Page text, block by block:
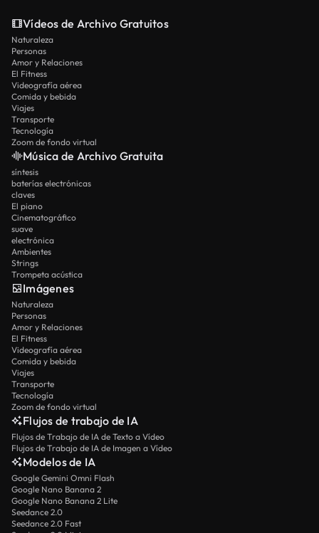
Vídeos de Archivo Gratuitos
Naturaleza
Personas
Amor y Relaciones
El Fitness
Videografía aérea
Comida y bebida
Viajes
Transporte
Tecnología
Zoom de fondo virtual
Música de Archivo Gratuita
síntesis
baterías electrónicas
claves
El piano
Cinematográfico
suave
electrónica
Ambientes
Strings
Trompeta acústica
Imágenes
Naturaleza
Personas
Amor y Relaciones
El Fitness
Videografía aérea
Comida y bebida
Viajes
Transporte
Tecnología
Zoom de fondo virtual
Flujos de trabajo de IA
Flujos de Trabajo de IA de Texto a Vídeo
Flujos de Trabajo de IA de Imagen a Vídeo
Modelos de IA
Google Gemini Omni Flash
Google Nano Banana 2
Google Nano Banana 2 Lite
Seedance 2.0
Seedance 2.0 Fast